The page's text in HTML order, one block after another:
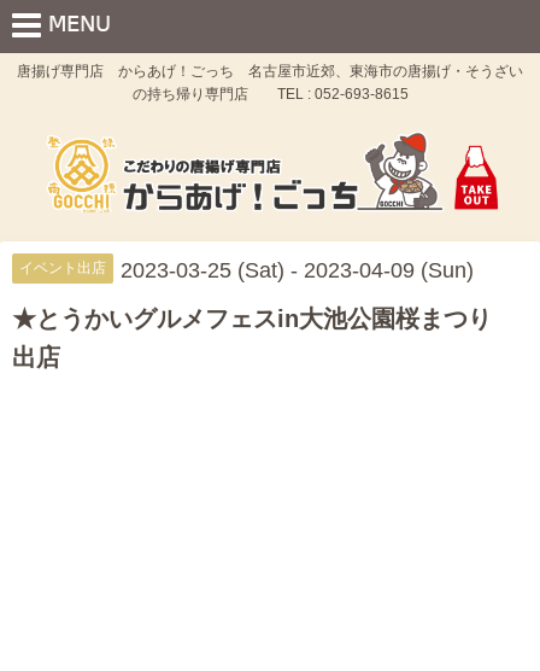
唐揚げ専門店 からあげ！ごっち 名古屋市近郊、東海市の唐揚げ・そうざい
の持ち帰り専門店 TEL : 052-693-8615
イベント出店 2023-03-25 (Sat) - 2023-04-09 (Sun)
★とうかいグルメフェスin大池公園桜まつり
出店